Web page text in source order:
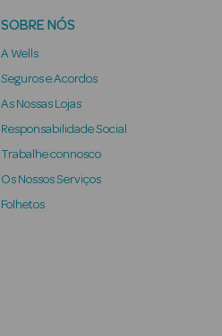
SOBRE NÓS
A Wells
Seguros e Acordos
As Nossas Lojas
Responsabilidade Social
Trabalhe connosco
Os Nossos Serviços
Folhetos